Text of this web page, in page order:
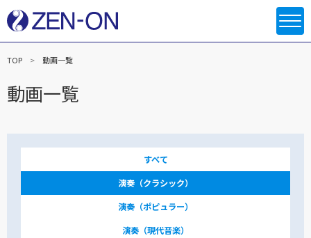
TOP 動画一覧
動画一覧
すべて
演奏（クラシック）
演奏（ポピュラー）
演奏（現代音楽）